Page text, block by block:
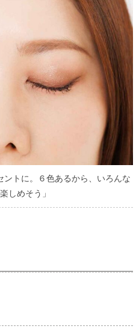
ントに。６色あるから、いろんな
しめそう」